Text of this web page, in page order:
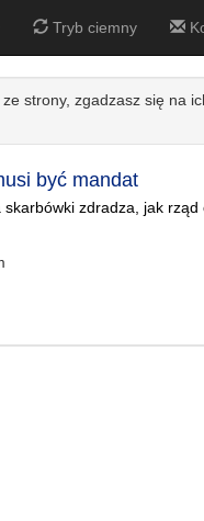
Tryb ciemny
strony, zgadzasz się na
być mandat
skarbówki zdradza, jak